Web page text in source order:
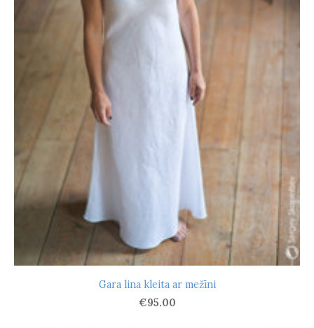
Gara lina kleita ar mežīni
€95.00